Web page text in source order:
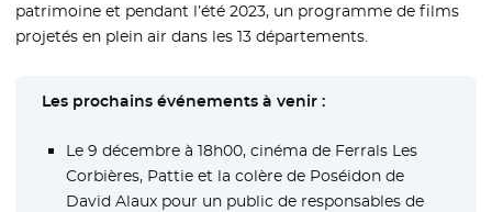
patrimoine et pendant l’été 2023, un programme de films
projetés en plein air dans les 13 départements.
Les prochains événements à venir :
Le 9 décembre à 18h00, cinéma de Ferrals Les
Corbières, Pattie et la colère de Poséidon de
David Alaux pour un public de responsables de